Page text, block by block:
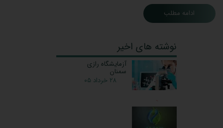
ادامه مطلب
نوشته های اخیر
آزمایشگاه رازی
سمنان
۲۸ خرداد ۰۵